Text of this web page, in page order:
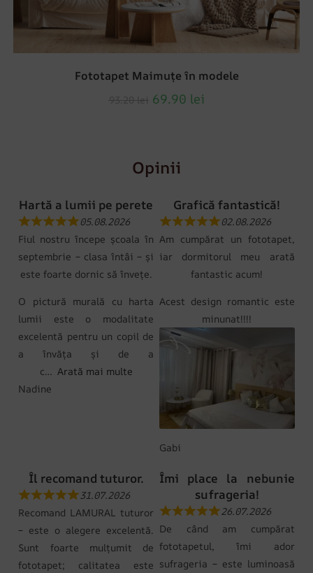
Fototapet Maimuțe în modele
69.90 lei
Opinii
Hartă a lumii pe perete
05.08.2026
Fiul nostru începe școala în
septembrie – clasa întâi – și
este foarte dornic să învețe.
O pictură murală cu harta
lumii este o modalitate
excelentă pentru un copil de
a învăța și de a
c
Arată mai multe
Nadine
Grafică fantastică!
02.08.2026
Am cumpărat un fototapet,
iar dormitorul meu arată
fantastic acum!
Acest design romantic este
minunat!!!!
Gabi
Îl recomand tuturor.
31.07.2026
Recomand LAMURAL tuturor
– este o alegere excelentă.
Sunt foarte mulțumit de
fototapet; calitatea este
Îmi place la nebunie
sufrageria!
26.07.2026
De când am cumpărat
fototapetul, îmi ador
sufrageria – este luminoasă